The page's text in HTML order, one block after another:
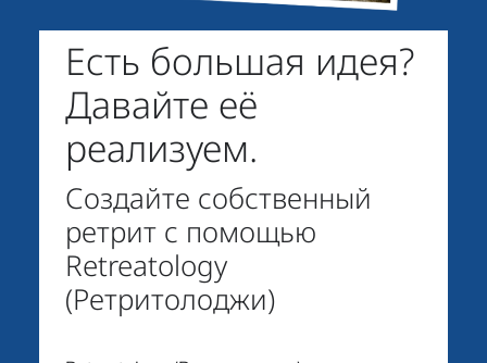
Есть большая идея?
Давайте её
реализуем.
Создайте собственный
ретрит с помощью
Retreatology
(Ретритолоджи)